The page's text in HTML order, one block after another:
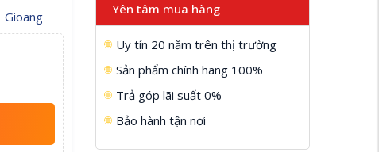
Gioang Yên tâm mua hàng
Uy tín 20 năm trên thị trường
Sản phẩm chính hãng 100%
Trả góp lãi suất 0%
Bảo hành tận nơi